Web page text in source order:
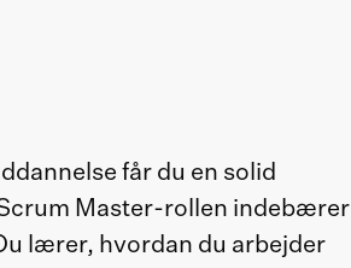
får du en solid
Master-rollen indebærer
lærer, hvordan du arbejder